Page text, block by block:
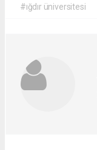
#ığdır üniversitesi